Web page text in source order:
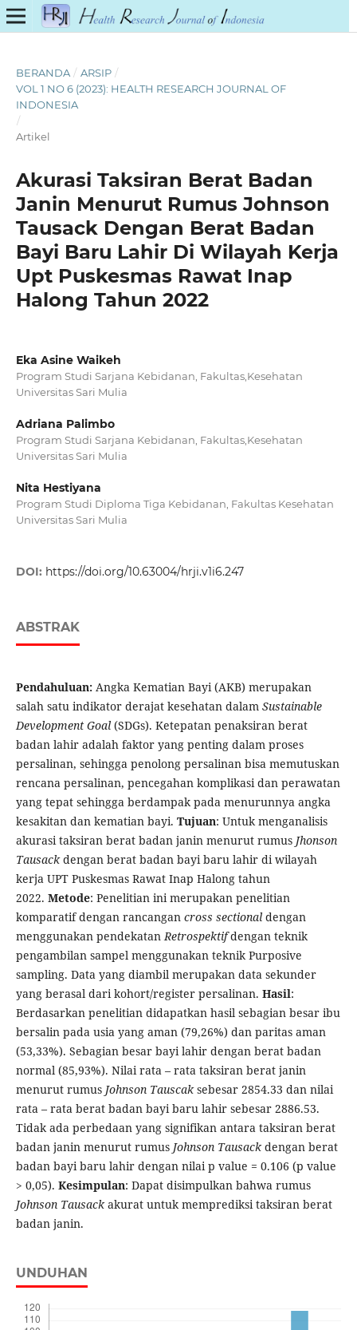
BERANDA / ARSIP /
VOL 1 NO 6 (2023): HEALTH RESEARCH JOURNAL OF
INDONESIA
/
Artikel
Akurasi Taksiran Berat Badan
Janin Menurut Rumus Johnson
Tausack Dengan Berat Badan
Bayi Baru Lahir Di Wilayah Kerja
Upt Puskesmas Rawat Inap
Halong Tahun 2022
Eka Asine Waikeh
Program Studi Sarjana Kebidanan, Fakultas,Kesehatan
Universitas Sari Mulia
Adriana Palimbo
Program Studi Sarjana Kebidanan, Fakultas,Kesehatan
Universitas Sari Mulia
Nita Hestiyana
Program Studi Diploma Tiga Kebidanan, Fakultas Kesehatan
Universitas Sari Mulia
DOI: https://doi.org/10.63004/hrji.v1i6.247
ABSTRAK
Pendahuluan: Angka Kematian Bayi (AKB) merupakan
salah satu indikator derajat kesehatan dalam Sustainable
Development Goal(SDGs). Ketepatan penaksiran berat
badan lahir adalah faktor yang penting dalam proses
persalinan, sehingga penolong persalinan bisa memutuskan
rencana persalinan, pencegahan komplikasi dan perawatan
yang tepat sehingga berdampak pada menurunnya angka
kesakitan dan kematian bayi. Tujuan: Untuk menganalisis
akurasi taksiran berat badan janin menurut rumus Jhonson
Tausackdengan berat badan bayi baru lahir di wilayah
kerja UPT Puskesmas Rawat Inap Halong tahun
2022. Metode: Penelitian ini merupakan penelitian
komparatif dengan rancangan cross sectionaldengan
menggunakan pendekatanRetrospektifdengan teknik
pengambilan sampel menggunakan teknik Purposive
sampling. Data yang diambil merupakan data sekunder
yang berasal dari kohort/register persalinan. Hasil:
Berdasarkan penelitian didapatkan hasil sebagian besar ibu
bersalin pada usia yang aman (79,26%) dan paritas aman
(53,33%). Sebagian besar bayi lahir dengan berat badan
normal (85,93%). Nilai rata – rata taksiran berat janin
menurut rumus Johnson Tauscaksebesar 2854.33 dan nilai
rata – rata berat badan bayi baru lahir sebesar 2886.53.
Tidak ada perbedaan yang signifikan antara taksiran berat
badan janin menurut rumus Johnson Tausackdengan berat
badan bayi baru lahir dengan nilai p value = 0.106 (p value
> 0,05). Kesimpulan: Dapat disimpulkan bahwa rumus
Johnson Tausackakurat untuk memprediksi taksiran berat
badan janin.
UNDUHAN